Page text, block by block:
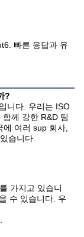
빠른 응답과 유
?
니다. 우리는 ISO
께 강한 R&D 팀
여러 sup 회사,
습니다.
가지고 있습니
수 있습니다. 우